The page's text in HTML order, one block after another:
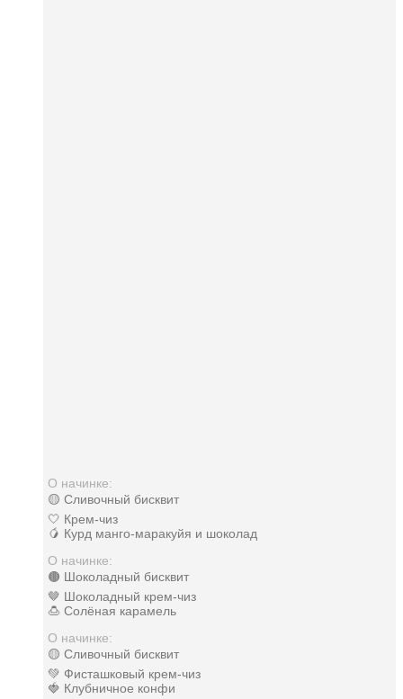
О начинке:
🟡 Сливочный бисквит
🤍 Крем-чиз
🥭 Курд манго-маракуйя и шоколад
О начинке:
🟤 Шоколадный бисквит
🤎 Шоколадный крем-чиз
🍮 Солёная карамель
О начинке:
🟡 Сливочный бисквит
💚 Фисташковый крем-чиз
🍓 Клубничное конфи